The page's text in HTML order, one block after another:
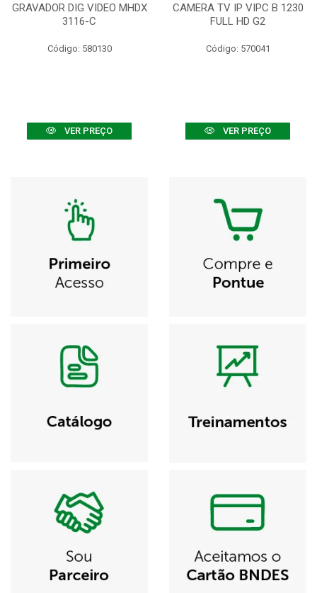
GRAVADOR DIG VIDEO MHDX
3116-C
Código: 580130
VER PREÇO
CAMERA TV IP VIPC B 1230
FULL HD G2
Código: 570041
VER PREÇO